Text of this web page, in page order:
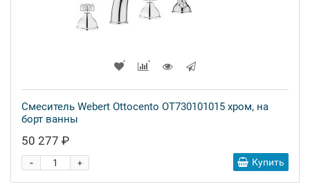
Смеситель Webert Ottocento OT730101015 хром, на
борт ванны
50 277 ₽
+
- Купить